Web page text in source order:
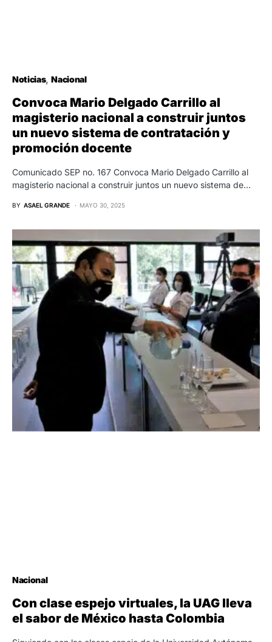
Noticias Nacional
Convoca Mario Delgado Carrillo al
magisterio nacional a construir juntos
un nuevo sistema de contratación y
promoción docente
Comunicado SEP no. 167 Convoca Mario Delgado Carrillo al
magisterio nacional a construir juntos un nuevo sistema de…
BY ASAEL GRANDE MAYO 30, 2025
Nacional
Con clase espejo virtuales, la UAG lleva
el sabor de México hasta Colombia